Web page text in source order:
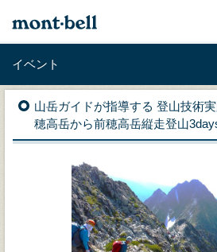
イベント
山岳ガイドが指導する 登山技術
穂高岳から前穂高岳縦走登山